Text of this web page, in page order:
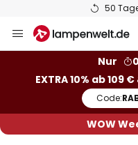
50
Inhalt
Nur
EXTRA 10% ab 109
Code:
WOW